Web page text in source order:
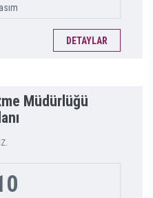
DETAYLAR
Müdürlüğü